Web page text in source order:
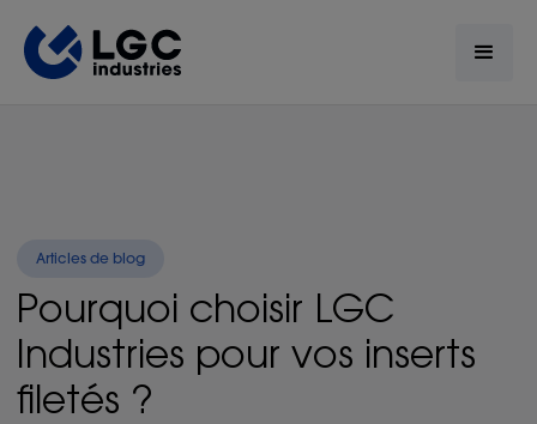
Articles de blog
Pourquoi choisir LGC
Industries pour vos inserts
filetés ?